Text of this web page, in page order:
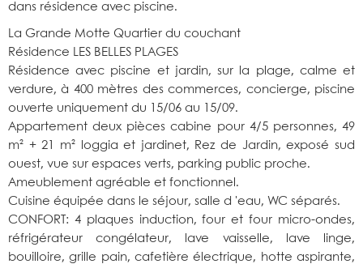
dans résidence avec piscine.
La Grande Motte Quartier du couchant
Résidence LES BELLES PLAGES
Résidence avec piscine et jardin, sur la plage, calme et
verdure, à 400 mètres des commerces, concierge, piscine
ouverte uniquement du 15/06 au 15/09.
Appartement deux pièces cabine pour 4/5 personnes, 49
m² + 21 m² loggia et jardinet, Rez de Jardin, exposé sud
ouest, vue sur espaces verts, parking public proche.
Ameublement agréable et fonctionnel.
Cuisine équipée dans le séjour, salle d 'eau, WC séparés.
CONFORT: 4 plaques induction, four et four micro-ondes,
réfrigérateur congélateur, lave vaisselle, lave linge,
bouilloire, grille pain, cafetière électrique, hotte aspirante,